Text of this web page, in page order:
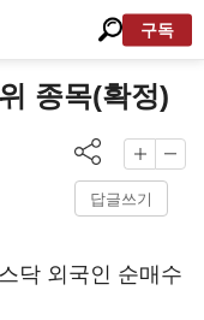
구독
종목(확정)
답글쓰기
닥 외국인 순매수